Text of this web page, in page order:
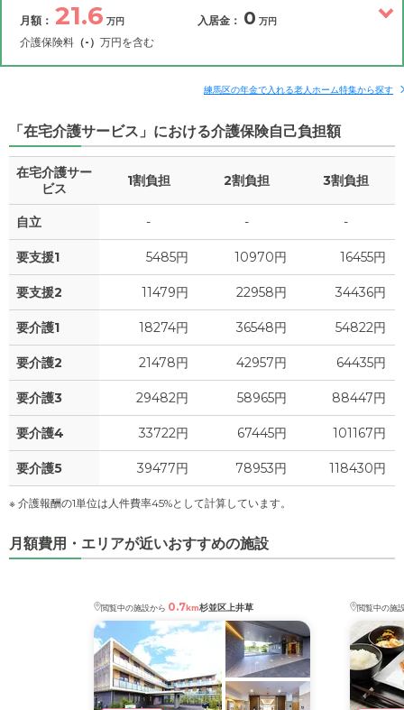
月額： 21.6 万円
介護保険料 （-） 万円を含む
入居金： 0 万円
補足情報
月額費用 ? 21.6 万円
家賃 14.3
食費 ? 0 万円
水道・光熱費 0
上乗せ介護費 ? 0 万円
その他 5.8
介護保険料 -
練馬区の年金で入れる老人ホーム特集から探す
「在宅介護サービス」における介護保険自己負担額
在宅介護サー
ビス
1割負担 2割負担 3割負担
自立 - - -
要支援1 5485円 10970円 16455円
要支援2 11479円 22958円 34436円
要介護1 18274円 36548円 54822円
要介護2 21478円 42957円 64435円
要介護3 29482円 58965円 88447円
要介護4 33722円 67445円 101167円
要介護5 39477円 78953円 118430円
※ 介護報酬の1単位は人件費率45%として計算しています。
月額費用・エリアが近いおすすめの施設
閲覧中の施設から 0.7km杉並区上井草 閲覧中の施